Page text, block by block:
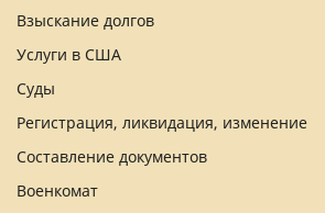
Взыскание долгов
Услуги в США
Суды
Регистрация, ликвидация, изменение
Составление документов
Военкомат